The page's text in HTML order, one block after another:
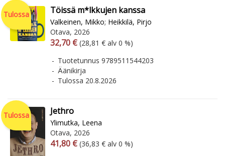
Tulossa Töissä m*lkkujen kanssa
Valkeinen, Mikko; Heikkilä, Pirjo
Otava, 2026
Arvonlisäverollinen hinta
32,70 € Arvonlisäveroton hinta
(28,81 € alv 0 %)
Tuotetunnus 9789511544203
Äänikirja
Tulossa 20.8.2026
Tulossa Jethro
Ylimutka, Leena
Otava, 2026
Arvonlisäverollinen hinta
41,80 € Arvonlisäveroton hinta
(36,83 € alv 0 %)